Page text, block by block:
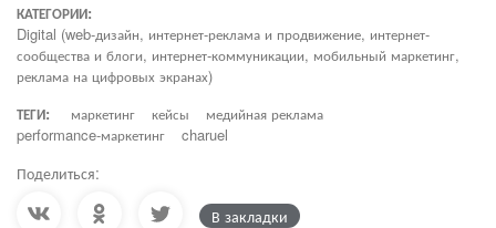
КАТЕГОРИИ:
Digital (web-дизайн, интернет-реклама и продвижение, интернет-
сообщества и блоги, интернет-коммуникации, мобильный маркетинг,
реклама на цифровых экранах)
ТЕГИ:
маркетинг кейсы
медийная реклама
performance-маркетинг
charuel
Поделиться:
В закладки